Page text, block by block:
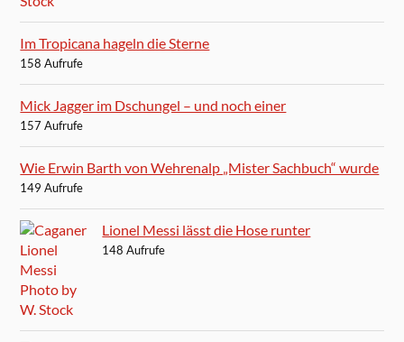
Im Tropicana hageln die Sterne
158 Aufrufe
Mick Jagger im Dschungel – und noch einer
157 Aufrufe
Wie Erwin Barth von Wehrenalp „Mister Sachbuch“ wurde
149 Aufrufe
Lionel Messi lässt die Hose runter
148 Aufrufe